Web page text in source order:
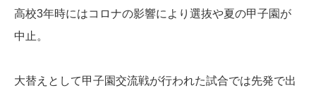
高校3年時にはコロナの影響により選抜や夏の甲子園が
中止。
大替えとして甲子園交流戦が行われた試合では先発で出